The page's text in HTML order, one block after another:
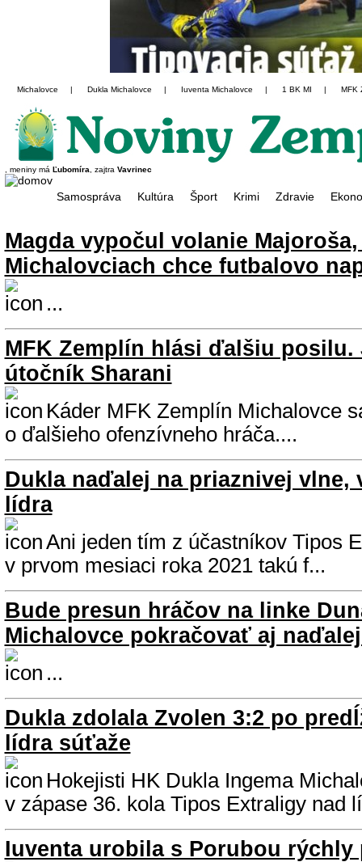
Michalovce | Dukla Michalovce | Iuventa Michalovce | 1 BK MI | MFK
, meniny má Ľubomíra , zajtra Vavrinec
Samospráva Kultúra Šport Krimi Zdravie
Magda vypočul volanie
Michalovciach chce futbalovo
...
MFK Zemplín hlási ďalšiu posilu.
útočník Sharani
Káder MFK Zemplín Michalovce
o ďalšieho ofenzívneho hráča....
Dukla naďalej na priaznivej vlne,
lídra
Ani jeden tím z účastníkov Tipos
v prvom mesiaci roka 2021 takú f...
Bude presun hráčov na linke
Michalovce pokračovať aj
...
Dukla zdolala Zvolen 3:2 po
lídra súťaže
Hokejisti HK Dukla Ingema
v zápase 36. kola Tipos Extraligy nad
Iuventa urobila s Porubou rýchly